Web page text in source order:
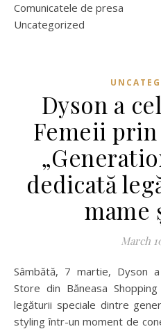
Comunicatele de presa
Uncategorized
Dyson a
Femeii
dedicată
mame
March
Sâmbătă, 7 martie, Dyson a organizat în Dyson Demo
Store din Băneasa
legăturii speciale dintre
styling într-un moment de